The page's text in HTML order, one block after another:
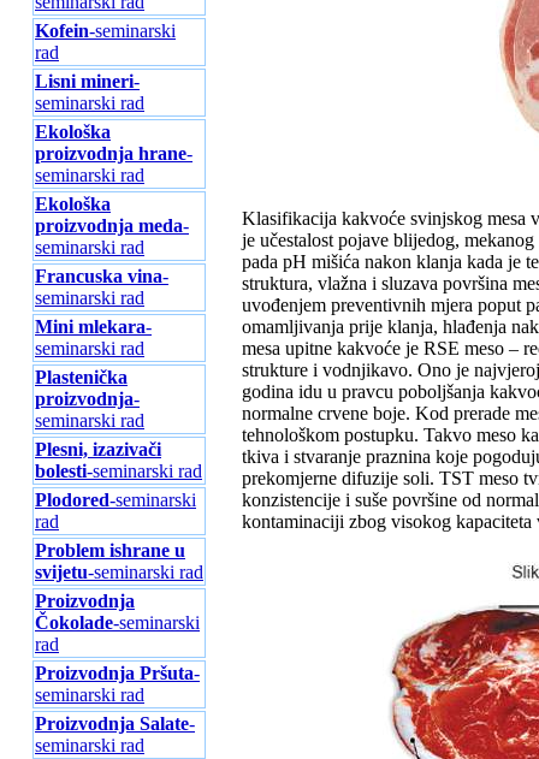
Kofein-seminarski
rad
Lisni mineri-
seminarski rad
Ekološka
proizvodnja hrane-
seminarski rad
Ekološka
proizvodnja meda-
seminarski rad
Francuska vina-
seminarski rad
Mini mlekara-
seminarski rad
Plastenička
proizvodnja-
seminarski rad
Plesni, izazivači
bolesti-seminarski rad
Plodored-seminarski
rad
Problem ishrane u
svijetu-seminarski rad
Proizvodnja
Čokolade-seminarski
rad
Proizvodnja Pršuta-
seminarski rad
Proizvodnja Salate-
seminarski rad
Klasifikacija kakvoće svinjskog mesa
je učestalost pojave blijedog,
pada pH mišića nakon klanja kada je
struktura, vlažna i sluzava površina
uvođenjem preventivnih mjera poput
omamljivanja prije klanja, hlađenja
mesa upitne kakvoće je RSE meso –
strukture i vodnjikavo. Ono je
godina idu u pravcu poboljšanja
normalne crvene boje. Kod prerade
tehnološkom postupku. Takvo meso
tkiva i stvaranje praznina koje
prekomjerne difuzije soli. TST meso
konzistencije i suše površine od
kontaminaciji zbog visokog